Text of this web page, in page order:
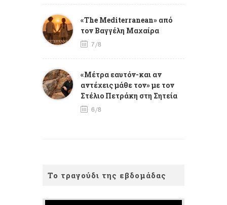
«The Mediterranean» από
τον Βαγγέλη Μαχαίρα
7/8
«Μέτρα εαυτόν-και αν
αντέχεις μάθε τον» με τον
Στέλιο Πετράκη στη Σητεία
6/8
Το τραγούδι της εβδομάδας